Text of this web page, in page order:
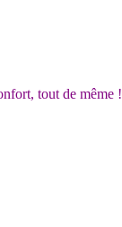
tout de même !